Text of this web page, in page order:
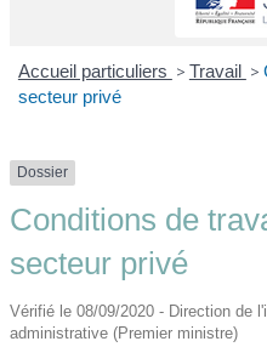
Accueil particuliers > Travail >
secteur privé
Dossier
Conditions de
secteur privé
Vérifié le 08/09/2020 - Direction de
administrative (Premier ministre)